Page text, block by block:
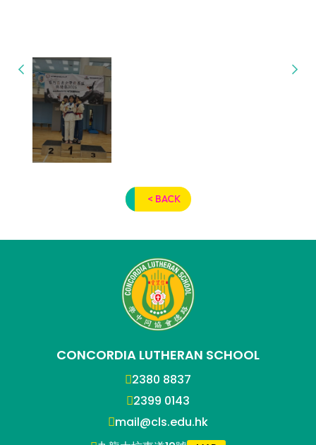
< BACK
CONCORDIA LUTHERAN SCHOOL
2380 8837
2399 0143
mail@cls.edu.hk